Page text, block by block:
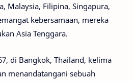
Malaysia, Filipina, Singapura,
kebersamaan, mereka
Asia Tenggara.
di Bangkok, Thailand, kelima
menandatangani sebuah